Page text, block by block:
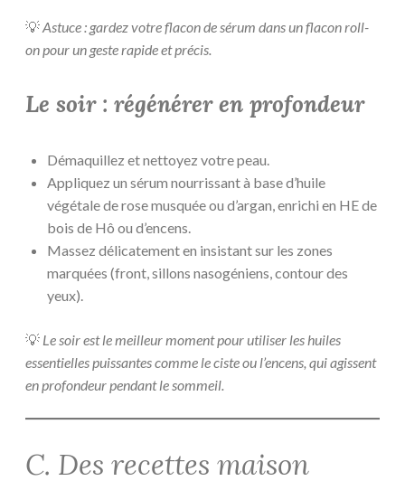
💡Astuce : gardez votre flacon de sérum dans un flacon roll-
on pour un geste rapide et précis.
Le soir : régénérer en profondeur
Démaquillez et nettoyez votre peau.
Appliquez un sérum nourrissant à base d’huile
végétale de rose musquée ou d’argan, enrichi en HE de
bois de Hô ou d’encens.
Massez délicatement en insistant sur les zones
marquées (front, sillons nasogéniens, contour des
yeux).
💡 Le soir est le meilleur moment pour utiliser les huiles
essentielles puissantes comme le ciste ou l’encens, qui agissent
en profondeur pendant le sommeil.
C. Des recettes maison